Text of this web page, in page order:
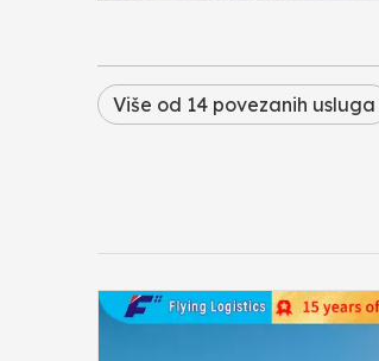
Više od 14 povezanih usluga